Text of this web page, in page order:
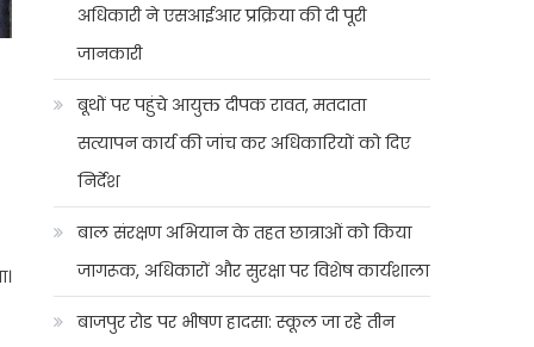
अधिकारी ने एसआईआर प्रक्रिया की दी पूरी
जानकारी
बूथों पर पहुंचे आयुक्त दीपक रावत, मतदाता
सत्यापन कार्य की जांच कर अधिकारियों को दिए
निर्देश
बाल संरक्षण अभियान के तहत छात्राओं को किया
जागरूक, अधिकारों और सुरक्षा पर विशेष कार्यशाला
बाजपुर रोड पर भीषण हादसा: स्कूल जा रहे तीन